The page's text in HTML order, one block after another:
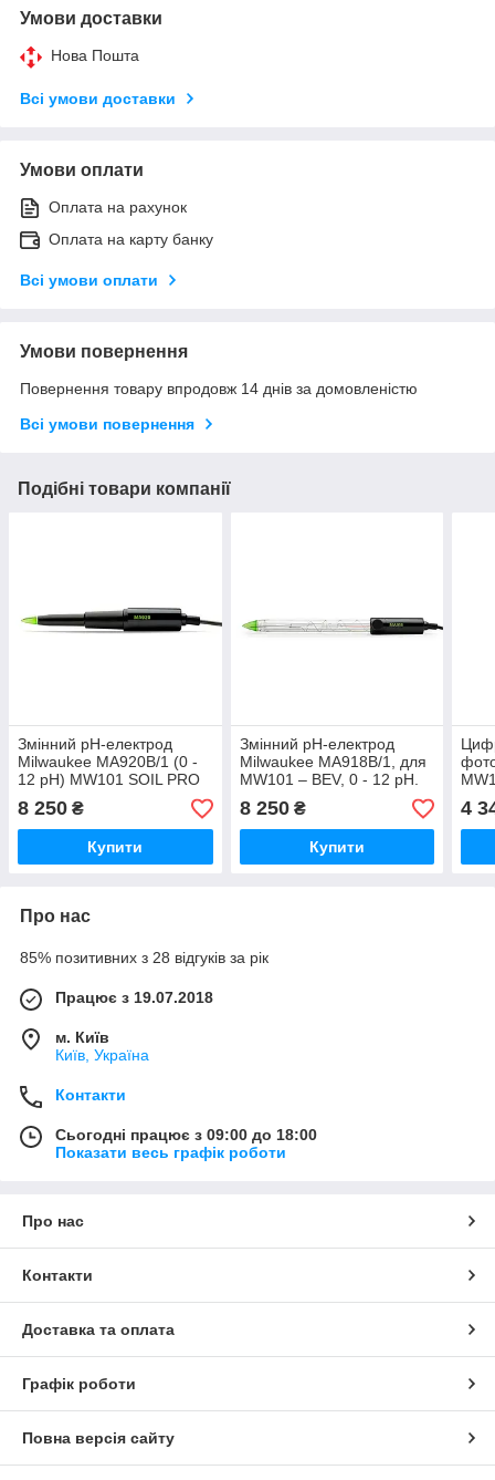
Умови доставки
Нова Пошта
Всі умови доставки
Умови оплати
Оплата на рахунок
Оплата на карту банку
Всі умови оплати
Умови повернення
Повернення товару впродовж 14 днів за домовленістю
Всі умови повернення
Подібні товари компанії
Змінний рH-електрод
Milwaukee MA920B/1 (0 -
12 pH) MW101 SOIL PRO
або MW102 Food PRO+,
Угорщина
8 250 ₴
Купити
Змінний рH-електрод
Milwaukee MA918B/1, для
MW101 – BEV, 0 - 12 pH.
Угорщина
8 250₴
Купити
4
Про нас
85% позитивних з 28 відгуків за рік
Працює з 19.07.2018
м. Київ
Київ, Україна
Контакти
Сьогодні працює з 09:00 до 18:00
Показати весь графік роботи
Про нас
Контакти
Доставка та оплата
Графік роботи
Повна версія сайту